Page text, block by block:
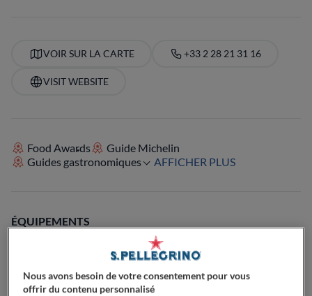
VOIR SUR LA CARTE +33 2 28 21 31 16
VISIT WEBSITE
Food Awards
Guide Michelin
Guides gastronomiques
AFFICHER PLUS
ÉQUIPEMENTS
Cocktails
Parfait pour le déjeuner
Passionné de bières
Passionné de vin
Végétarien
Terrasse
Parfait pour familles avec enfants
Nous avons besoin de votre consentement pour vous
offrir du contenu personnalisé